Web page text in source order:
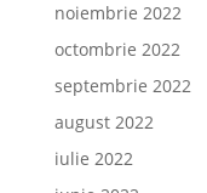
noiembrie 2022
octombrie 2022
septembrie 2022
august 2022
iulie 2022